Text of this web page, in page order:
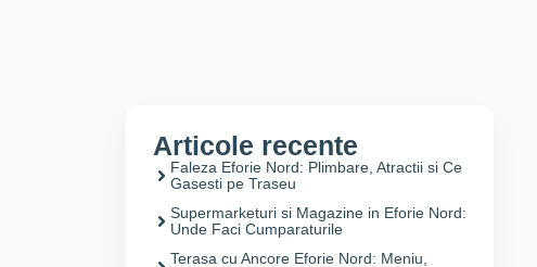
Articole recente
Faleza Eforie Nord: Plimbare, Atractii si Ce
Gasesti pe Traseu
Supermarketuri si Magazine in Eforie Nord:
Unde Faci Cumparaturile
Terasa cu Ancore Eforie Nord: Meniu,